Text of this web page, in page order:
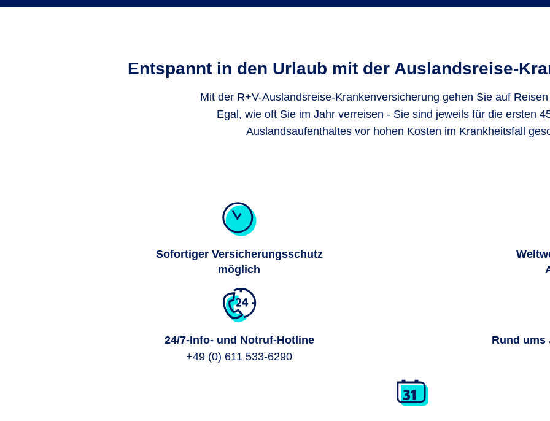
Entspannt in den Urlaub mit der Auslandsreise-
Mit der R+V-Auslandsreise-Krankenversicherung gehen Sie auf
Egal, wie oft Sie im Jahr verreisen - Sie sind jeweils für die ersten
Auslandsaufenthaltes vor hohen Kosten im Krankheitsfall
Sofortiger Versicherungsschutz
möglich
24/7-Info- und Notruf-Hotline
+49 (0) 611 533-6290
Rund ums